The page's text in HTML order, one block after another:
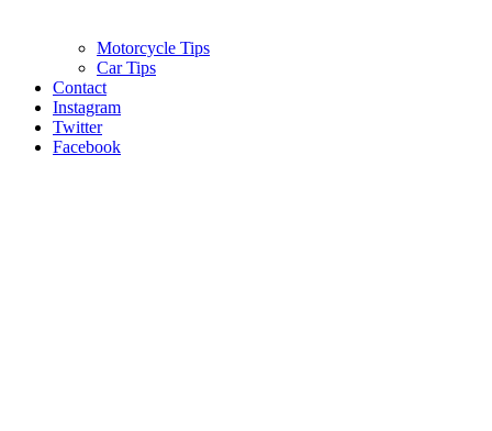
Motorcycle Tips
Car Tips
Contact
Instagram
Twitter
Facebook